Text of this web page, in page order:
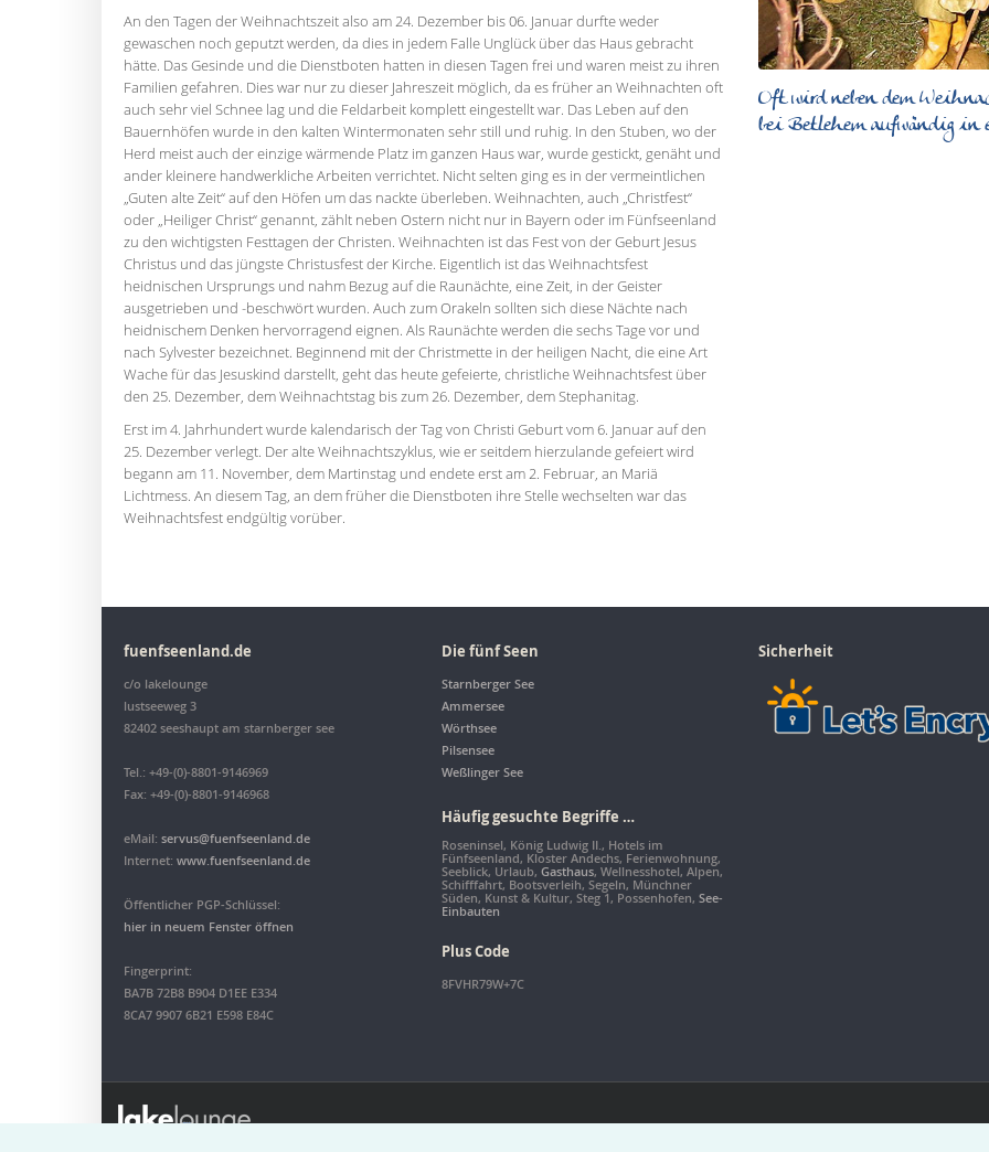
An den Tagen der Weihnachtszeit also am 24. Dezember bis 06. Januar durfte weder
gewaschen noch geputzt werden, da dies in jedem Falle Unglück über das Haus gebracht
hätte. Das Gesinde und die Dienstboten hatten in diesen Tagen frei und waren meist zu ihren
Familien gefahren. Dies war nur zu dieser Jahreszeit möglich, da es früher an Weihnachten oft
auch sehr viel Schnee lag und die Feldarbeit komplett eingestellt war. Das Leben auf den
Bauernhöfen wurde in den kalten Wintermonaten sehr still und ruhig. In den Stuben, wo der
Herd meist auch der einzige wärmende Platz im ganzen Haus war, wurde gestickt, genäht und
ander kleinere handwerkliche Arbeiten verrichtet. Nicht selten ging es in der vermeintlichen
„Guten alte Zeit“ auf den Höfen um das nackte überleben. Weihnachten, auch „Christfest“
oder „Heiliger Christ“ genannt, zählt neben Ostern nicht nur in Bayern oder im Fünfseenland
zu den wichtigsten Festtagen der Christen. Weihnachten ist das Fest von der Geburt Jesus
Christus und das jüngste Christusfest der Kirche. Eigentlich ist das Weihnachtsfest
heidnischen Ursprungs und nahm Bezug auf die Raunächte, eine Zeit, in der Geister
ausgetrieben und -beschwört wurden. Auch zum Orakeln sollten sich diese Nächte nach
heidnischem Denken hervorragend eignen. Als Raunächte werden die sechs Tage vor und
nach Sylvester bezeichnet. Beginnend mit der Christmette in der heiligen Nacht, die eine Art
Wache für das Jesuskind darstellt, geht das heute gefeierte, christliche Weihnachtsfest über
den 25. Dezember, dem Weihnachtstag bis zum 26. Dezember, dem Stephanitag.
Erst im 4. Jahrhundert wurde kalendarisch der Tag von Christi Geburt vom 6. Januar auf den
25. Dezember verlegt. Der alte Weihnachtszyklus, wie er seitdem hierzulande gefeiert wird
begann am 11. November, dem Martinstag und endete erst am 2. Februar, an Mariä
Lichtmess. An diesem Tag, an dem früher die Dienstboten ihre Stelle wechselten war das
Weihnachtsfest endgültig vorüber.
Oft wird neben dem
bei Betlehem aufwändig in
fuenfseenland.de
c/o lakelounge
lustseeweg 3
82402 seeshaupt am starnberger see
Tel.: +49-(0)-8801-9146969
Fax: +49-(0)-8801-9146968
eMail: servus@fuenfseenland.de
Internet: www.fuenfseenland.de
Öffentlicher PGP-Schlüssel:
hier in neuem Fenster öffnen
Fingerprint:
BA7B 72B8 B904 D1EE E334
8CA7 9907 6B21 E598 E84C
Die fünf Seen
Starnberger See
Ammersee
Wörthsee
Pilsensee
Weßlinger See
Häufig gesuchte Begriffe …
Roseninsel, König Ludwig II., Hotels im
Fünfseenland, Kloster Andechs, Ferienwohnung,
Seeblick, Urlaub, Gasthaus, Wellnesshotel, Alpen,
Schifffahrt, Bootsverleih, Segeln, Münchner
Süden, Kunst & Kultur, Steg 1, Possenhofen, See-
Einbauten
Plus Code
8FVHR79W+7C
Sicherheit